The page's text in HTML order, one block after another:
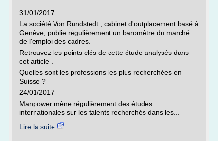
31/01/2017
La société Von Rundstedt , cabinet d'outplacement basé à
Genève, publie régulièrement un baromètre du marché
de l'emploi des cadres.
Retrouvez les points clés de cette étude analysés dans
cet article .
Quelles sont les professions les plus recherchées en
Suisse ?
24/01/2017
Manpower mène régulièrement des études
internationales sur les talents recherchés dans les...
Lire la suite